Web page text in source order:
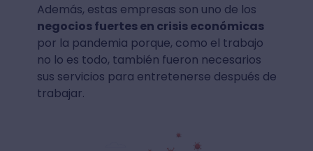
Además, estas empresas son uno de los
negocios fuertes en crisis económicas
por la pandemia porque, como el trabajo
no lo es todo, también fueron necesarios
sus servicios para entretenerse después de
trabajar.